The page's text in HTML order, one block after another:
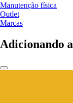
Manutenção física
Outlet
Marcas
Adicionando